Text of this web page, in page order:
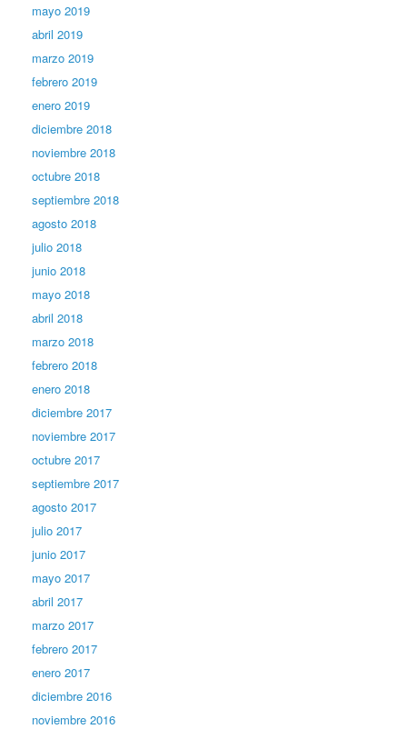
mayo 2019
abril 2019
marzo 2019
febrero 2019
enero 2019
diciembre 2018
noviembre 2018
octubre 2018
septiembre 2018
agosto 2018
julio 2018
junio 2018
mayo 2018
abril 2018
marzo 2018
febrero 2018
enero 2018
diciembre 2017
noviembre 2017
octubre 2017
septiembre 2017
agosto 2017
julio 2017
junio 2017
mayo 2017
abril 2017
marzo 2017
febrero 2017
enero 2017
diciembre 2016
noviembre 2016